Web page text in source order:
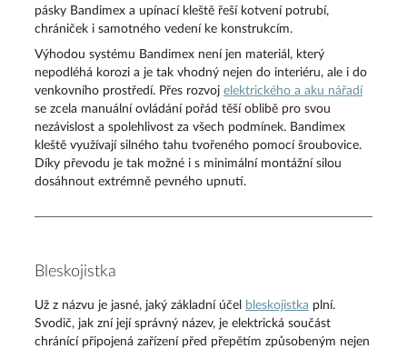
pásky Bandimex a upínací kleště řeší kotvení potrubí,
chrániček i samotného vedení ke konstrukcím.
Výhodou systému Bandimex není jen materiál, který
nepodléhá korozi a je tak vhodný nejen do interiéru, ale i do
venkovního prostředí. Přes rozvoj elektrického a aku nářadí
se zcela manuální ovládání pořád těší oblibě pro svou
nezávislost a spolehlivost za všech podmínek. Bandimex
kleště využívají silného tahu tvořeného pomocí šroubovice.
Díky převodu je tak možné i s minimální montážní silou
dosáhnout extrémně pevného upnutí.
Bleskojistka
Už z názvu je jasné, jaký základní účel bleskojistka plní.
Svodič, jak zní její správný název, je elektrická součást
chránící připojená zařízení před přepětím způsobeným nejen